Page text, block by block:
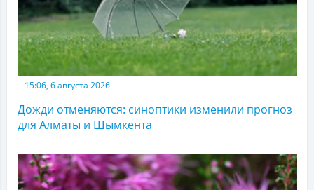
15:06, 6 августа 2026
Дожди отменяются: синоптики изменили прогноз
для Алматы и Шымкента